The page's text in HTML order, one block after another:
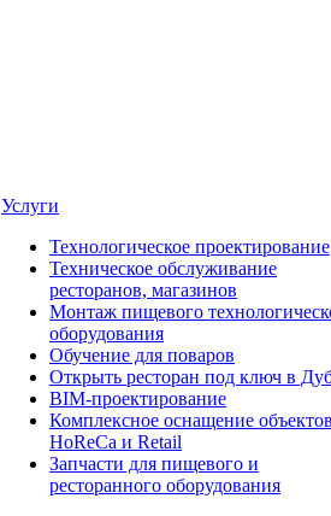
Услуги
Технологическое проектирование
Техническое обслуживание
ресторанов, магазинов
Монтаж пищевого
оборудования
Обучение для поваров
Открыть ресторан под ключ в
BIM-проектирование
Комплексное оснащение объектов
HoReCa и Retail
Запчасти для пищевого и
ресторанного оборудования